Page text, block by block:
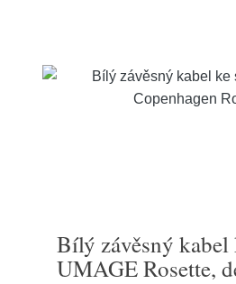
Bílý závěsný
UMAGE Rosette,